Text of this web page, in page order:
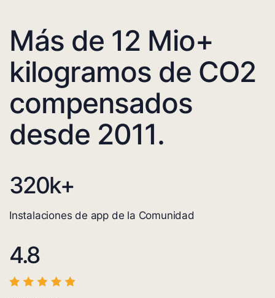
Más de 12 Mio+
kilogramos de CO2
compensados
desde 2011.
320k+
Instalaciones de app de la Comunidad
4.8